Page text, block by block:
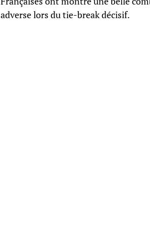
adverse lors du tie-break décisif.